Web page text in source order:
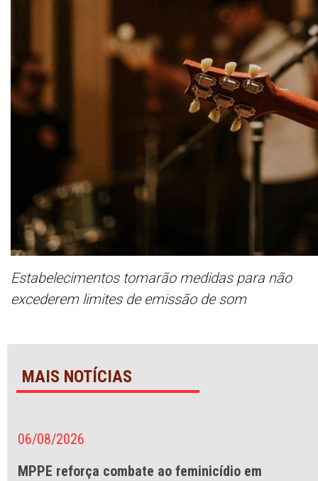
Estabelecimentos tomarão medidas para não
excederem limites de emissão de som
MAIS NOTÍCIAS
06/08/2026
MPPE reforça combate ao feminicídio em